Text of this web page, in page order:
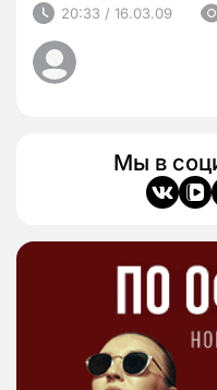
20:33 / 16.03.09
Мы в